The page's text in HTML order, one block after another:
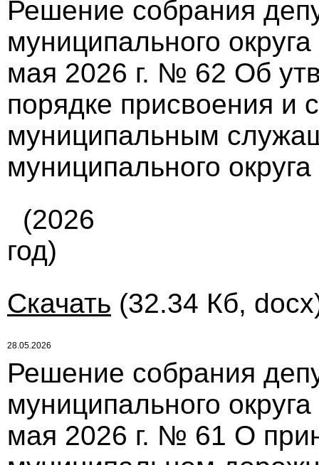
Решение собрания
муниципального
мая 2026 г. № 62 Об
порядке присвоения и
муниципальным
муниципального
(2026
год)
Скачать (32.34 Кб,
28.05.2026
Решение собрания
муниципального
мая 2026 г. № 61 О